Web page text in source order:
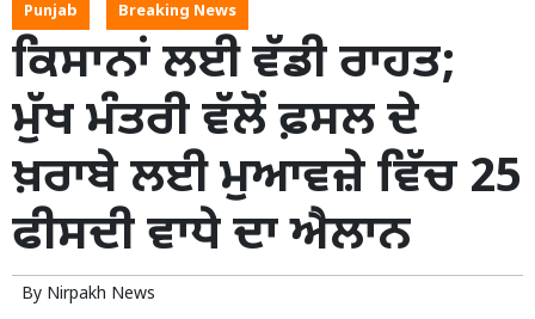
Punjab Breaking News
ਕਿਸਾਨਾਂ ਲਈ ਵੱਡੀ ਰਾਹਤ;
ਮੁੱਖ ਮੰਤਰੀ ਵੱਲੋਂ ਫ਼ਸਲ ਦੇ
ਖ਼ਰਾਬੇ ਲਈ ਮੁਆਵਜ਼ੇ ਵਿੱਚ 25
ਫੀਸਦੀ ਵਾਧੇ ਦਾ ਐਲਾਨ
By Nirpakh News